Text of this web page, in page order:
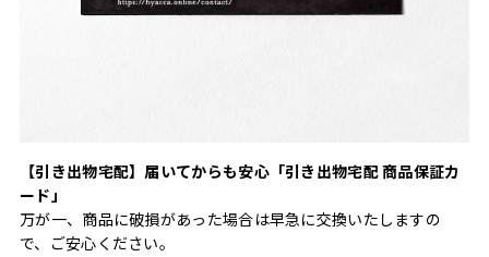
【引き出物宅配】届いてからも安心「引き出物宅配 商品保証カ
ード」
万が一、商品に破損があった場合は早急に交換いたしますの
で、ご安心ください。